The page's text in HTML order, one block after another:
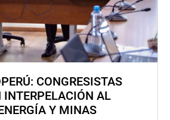
CONGRESISTAS
INTERPELACIÓN AL
Y MINAS